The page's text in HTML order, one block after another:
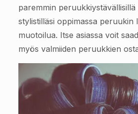
paremmin
stylistilläsi oppimassa peruukin
muotoilua. Itse asiassa voit
myös valmiiden peruukkien